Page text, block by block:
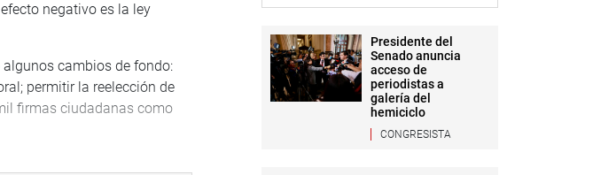
negativo es la ley
algunos cambios de fondo:
permitir la reelección de
firmas ciudadanas como
Presidente del
Senado anuncia
acceso de
periodistas a
galería del
hemiciclo
CONGRESISTA